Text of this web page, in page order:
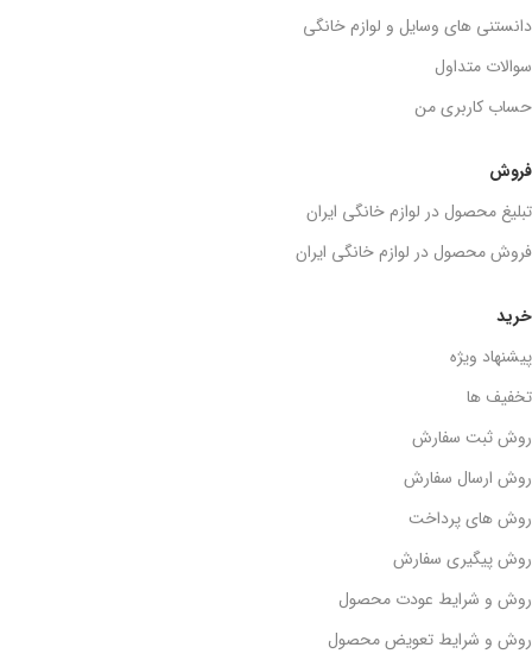
خرید
پیشنهاد ویژه
تخفیف ها
روش ثبت سفارش
روش ارسال سفارش
روش های پرداخت
روش پیگیری سفارش
روش و شرایط عودت محصول
روش و شرایط تعویض محصول
فروش
تبلیغ محصول در لوازم خانگی ایران
فروش محصول در لوازم خانگی ایران
دانستنی های وسایل و لوازم خانگی
سوالات متداول
حساب کاربری من